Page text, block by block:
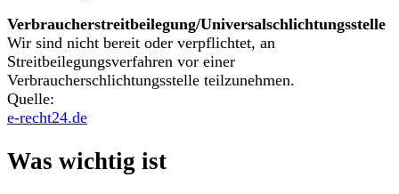
Verbraucherstreitbeilegung/Universalschlichtungsstelle
Wir sind nicht bereit oder verpflichtet, an
Streitbeilegungsverfahren vor einer
Verbraucherschlichtungsstelle teilzunehmen.
Quelle:
e-recht24.de
Was wichtig ist